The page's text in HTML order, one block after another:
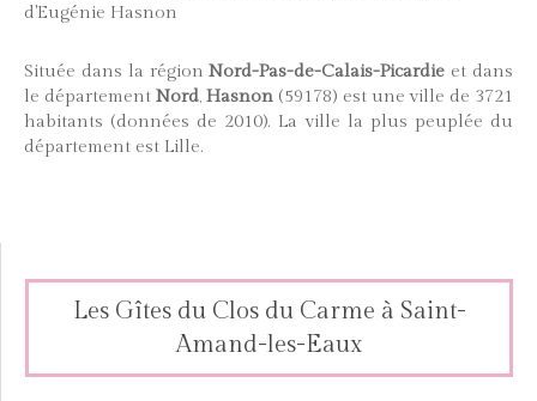
d'Eugénie Hasnon
Située dans la régionNord-Pas-de-Calais-Picardie et dans
le départementNord,Hasnon (59178) est une ville de 3721
habitants (données de 2010). La ville la plus peuplée du
département est Lille.
Les Gîtes du Clos du Carme à Saint-
Amand-les-Eaux